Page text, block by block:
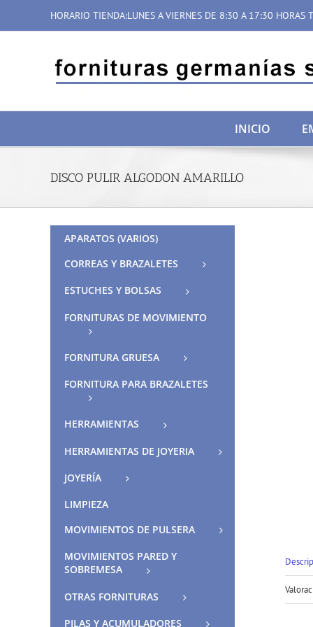
contenido
HORARIO TIENDA:LUNES A VIERNES DE 8:30 A 17:30
INICIO
DISCO PULIR ALGODON AMARILLO
APARATOS (VARIOS)
CORREAS Y BRAZALETES
ESTUCHES Y BOLSAS
FORNITURAS DE MOVIMIENTO
FORNITURA GRUESA
FORNITURA PARA BRAZALETES
HERRAMIENTAS
HERRAMIENTAS DE JOYERIA
JOYERÍA
LIMPIEZA
MOVIMIENTOS DE PULSERA
MOVIMIENTOS PARED Y
SOBREMESA
OTRAS FORNITURAS
PILAS Y ACUMULADORES